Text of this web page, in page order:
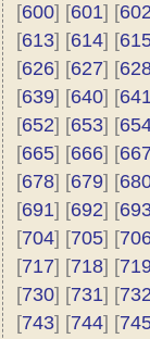
[600] [601] [
[613] [614] [
[626] [627] [
[639] [640] [
[652] [653] [
[665] [666] [
[678] [679] [
[691] [692] [
[704] [705] [
[717] [718] [
[730] [731] [
[743] [744] [